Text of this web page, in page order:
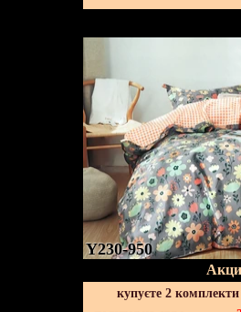
Y230-950
купуєте 2